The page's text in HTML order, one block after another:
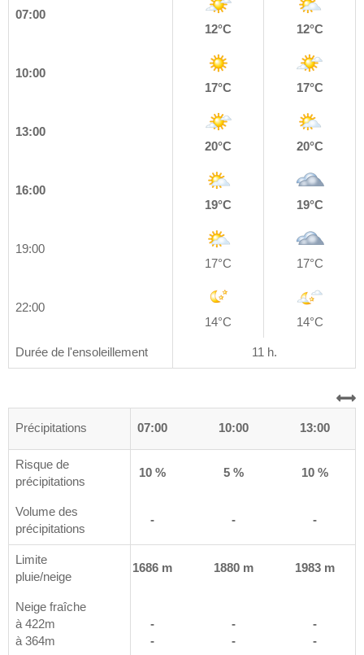
07:00
12°C
12°C
10:00
17°C
17°C
13:00
20°C
20°C
16:00
19°C
19°C
19:00
17°C
17°C
22:00
14°C
14°C
Durée de l'ensoleillement 11 h.
Précipitations
04:00 07:00 10:00 13:00
Risque de
précipitations
20 % 10 % 5 % 10 %
Volume des
précipitations
- - - -
Limite
pluie/neige
1686 m 1880 m 1983 m
Neige fraîche
à 422m
à 364m
-
-
-
-
-
-